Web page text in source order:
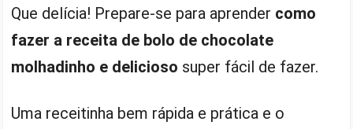
Que delícia! Prepare-se para aprender como
fazer a receita de bolo de chocolate
molhadinho e delicioso super fácil de fazer.
Uma receitinha bem rápida e prática e o